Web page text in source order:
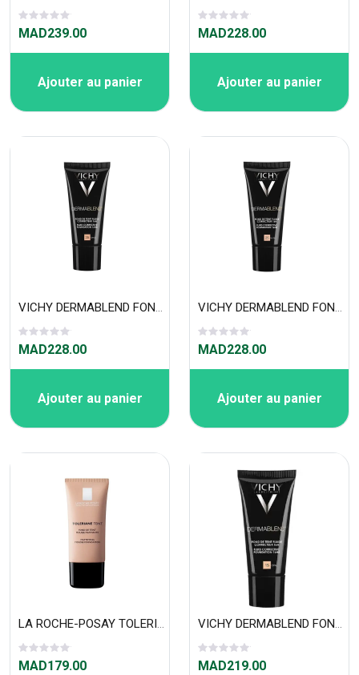
MAD239.00
Ajouter au panier
MAD228.00
Ajouter au panier
VICHY DERMABLEND FOND DE TEINT CORRECTEUR ( 30 ML) 35 Sand
MAD228.00
Ajouter au panier
VICHY DERMABLEND FOND DE TEINT CORRECTEUR ( 30 ML) 25 Nude
MAD228.00
Ajouter au panier
LA ROCHE-POSAY TOLERIANE FOND DE TEINT MOUSSE 30ml Teint Matifié 02 beige clair
MAD179.00
VICHY DERMABLEND FOND DE TEINT CORRECTEUR ( 30 ML) 15 Opal
MAD219.00